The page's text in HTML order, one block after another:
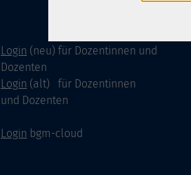
Login (neu) für Dozentinnen und
Dozenten
Login (alt) für Dozentinnen
und Dozenten
Login bgm-cloud